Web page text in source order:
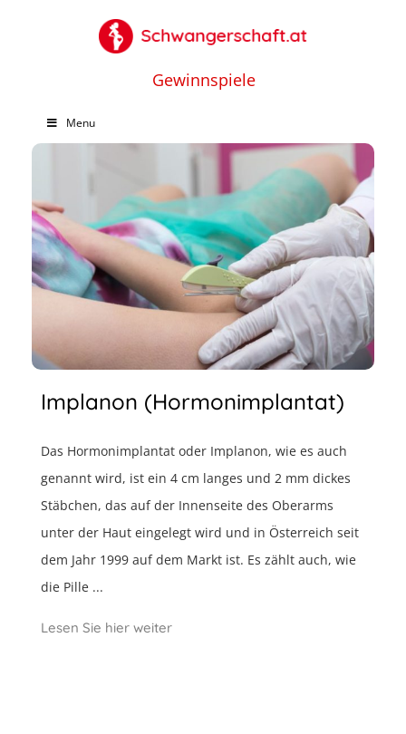
Gewinnspiele
Menu
Implanon (Hormonimplantat)
Das Hormonimplantat oder Implanon, wie es auch
genannt wird, ist ein 4 cm langes und 2 mm dickes
Stäbchen, das auf der Innenseite des Oberarms
unter der Haut eingelegt wird und in Österreich seit
dem Jahr 1999 auf dem Markt ist. Es zählt auch, wie
die Pille ...
Lesen Sie hier weiter